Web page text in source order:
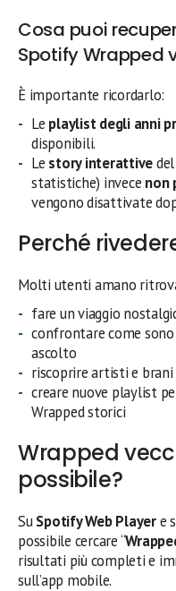
Cosa puoi
Spotify Wrapped
È importante ricordarlo:
Le playlist degli anni
disponibili.
Le story interattive
statistiche) invece non
vengono disattivate
Perché
Molti utenti amano
fare un viaggio
confrontare come
ascolto
riscoprire artisti e
creare nuove playlist
Wrapped storici
Wrapped
possibile?
SuSpotify Web Playere
possibile cercare “
risultati più completi e
sull’app mobile.